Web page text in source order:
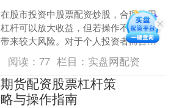
在股市投资中股票配资炒股，合理使用
杠杆可以放大收益，但若操作不当也会
带来较大风险。对于个人投资者而言，
选择合规的融资渠道并配合低风险策
略，是实现稳健增值的关键。....
阅读：77 栏目： 实盘网配资
期货配资股票杠杆策
略与操作指南